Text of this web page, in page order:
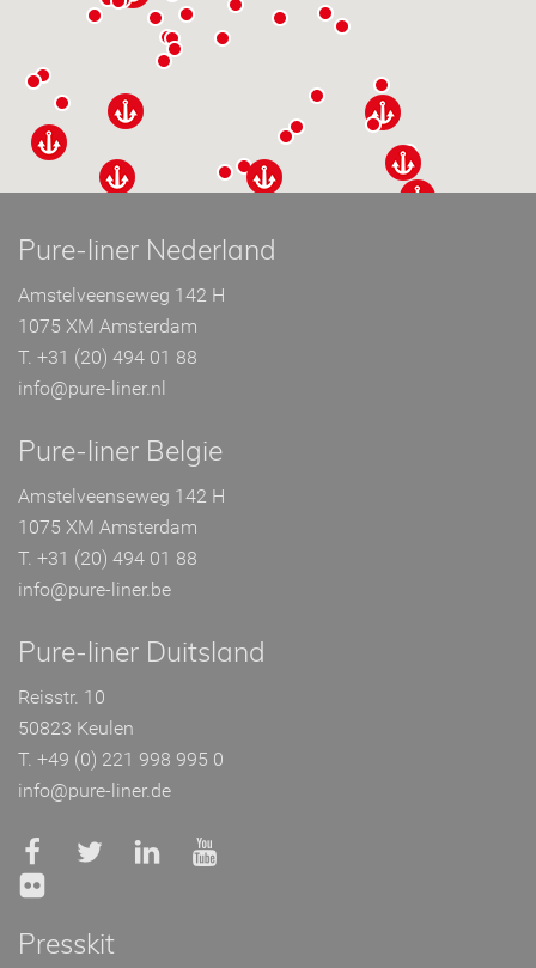
Pure-liner Nederland
Amstelveenseweg 142 H
1075 XM Amsterdam
T. +31 (20) 494 01 88
info@pure-liner.nl
Pure-liner Belgie
Amstelveenseweg 142 H
1075 XM Amsterdam
T. +31 (20) 494 01 88
info@pure-liner.be
Pure-liner Duitsland
Reisstr. 10
50823 Keulen
T. +49 (0) 221 998 995 0
info@pure-liner.de
Presskit